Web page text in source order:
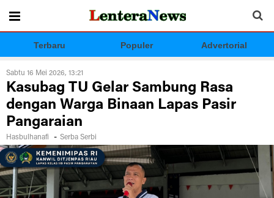
Terbaru Populer Advertorial
Sabtu 16 Mei 2026, 13:21
Kasubag TU Gelar Sambung Rasa
dengan Warga Binaan Lapas Pasir
Pangaraian
Hasbulhanafi - Serba Serbi